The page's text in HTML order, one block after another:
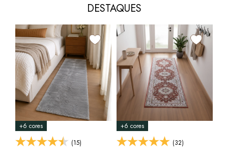
DESTAQUES
+6 cores
(15)
+6 cores
(32)